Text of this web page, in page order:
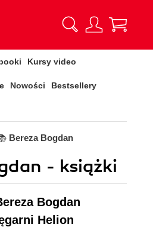
Kursy video
Nowości Bestsellery
Bereza Bogdan
- książki
Bogdan
Helion